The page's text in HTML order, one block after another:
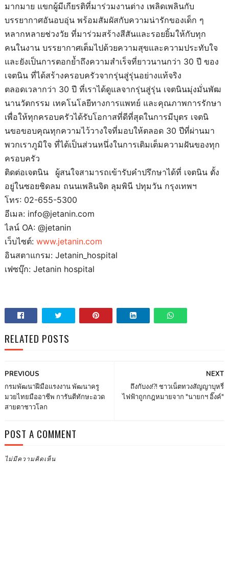
มากมาย แขกผู้มีเกียรติที่มาร่วมงานต่าง เพลิดเพลินกับ
บรรยากาศอันอบอุ่น พร้อมสัมผัสกับความน่ารักของเด็ก ๆ
หลากหลายช่วงวัย ที่มาร่วมสร้างสีสันและรอยยิ้มให้กับทุก
คนในงาน บรรยากาศเต็มไปด้วยความสุขและความประทับใจ
และยังเป็นการตอกย้ำถึงความสำเร็จที่ยาวนานกว่า 30 ปี ของ
เจตนิน ที่ได้สร้างครอบครัวจากรุ่นสู่รุ่นอย่างแท้จริง
ตลอดเวลากว่า 30 ปี ที่เราได้ดูแลจากรุ่นสู่รุ่น เจตนินมุ่งมั่นพัฒ
นานวัตกรรม เทคโนโลยีทางการแพทย์ และคุณภาพการรักษา
เพื่อให้ทุกครอบครัวได้รับโอกาสที่ดีที่สุดในการมีบุตร เจตนิ
นขอขอบคุณทุกความไว้วางใจที่มอบให้ตลอด 30 ปีที่ผ่านมา
พวกเราภูมิใจ ที่ได้เป็นส่วนหนึ่งในการเติมเต็มความฝันของทุก
ครอบครัว
ติดต่อเจตนิน ผู้สนใจสามารถเข้ารับคำปรึกษาได้ที่ เจตนิน ตั้ง
อยู่ในซอยชิดลม ถนนเพลินจิต ลุมพินี ปทุมวัน กรุงเทพฯ
โทร: 02-655-5300
อีเมล: info@jetanin.com
ไลน์ OA: @jetanin
เว็บไซต์: www.jetanin.com
อินสตาแกรม: Jetanin_hospital
เฟซบุ๊ก: Jetanin hospital
RELATED POSTS
NEXT
ถึงกับงง!?! ชาวเน็ตทวงสัญญาบุหรี่
ไฟฟ้าถูกกฎหมายจาก "นายกฯ อิ๊งค์"
PREVIOUS
กรมพัฒนาฝีมือแรงงาน พัฒนาครู
มวยไทยมืออาชีพ การันตีทักษะอวด
สายตาชาวโลก
POST A COMMENT
ไม่มีความคิดเห็น